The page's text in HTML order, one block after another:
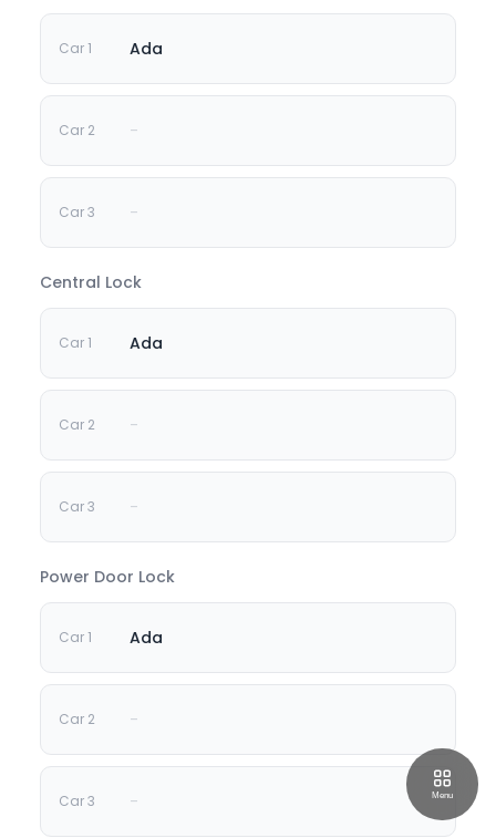
Menu
Ada
-
-
Central Lock
Ada
-
-
Power Door Lock
Ada
-
-